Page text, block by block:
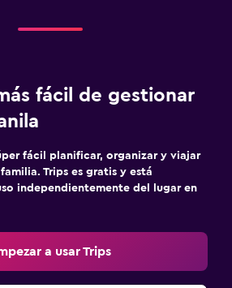
fácil de gestionar
fácil planificar, organizar y viajar
Trips es gratis y está
independientemente del lugar en
a usar Trips